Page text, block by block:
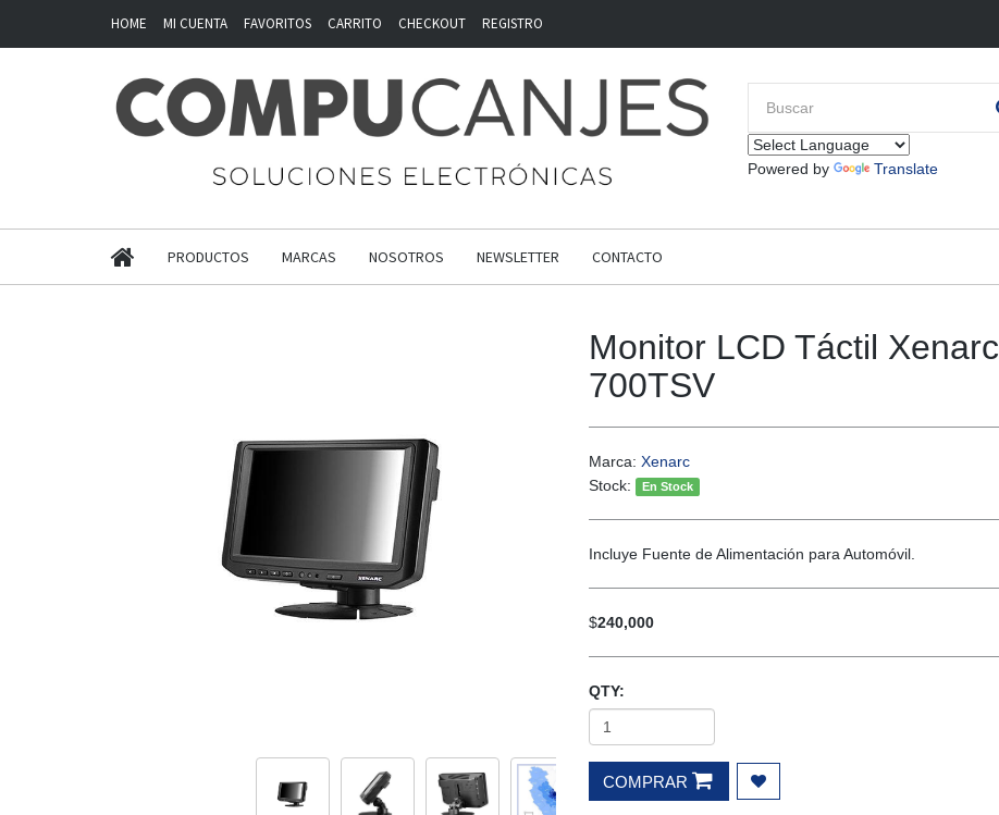
HOME MI CUENTA FAVORITOS CARRITO CHECKOUT REGISTRO
Powered by Translate
PRODUCTOS MARCAS NOSOTROS NEWSLETTER CONTACTO
Monitor LCD Táctil Xenarc
700TSV
Marca: Xenarc
Stock:
En Stock
Incluye Fuente de Alimentación para Automóvil.
$240,000
QTY:
COMPRAR